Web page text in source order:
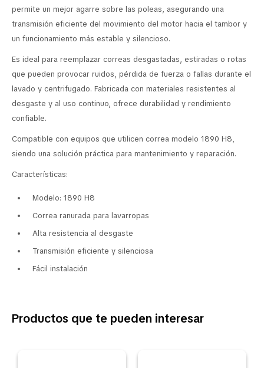
permite un mejor agarre sobre las poleas, asegurando una
transmisión eficiente del movimiento del motor hacia el tambor y
un funcionamiento más estable y silencioso.
Es ideal para reemplazar correas desgastadas, estiradas o rotas
que pueden provocar ruidos, pérdida de fuerza o fallas durante el
lavado y centrifugado. Fabricada con materiales resistentes al
desgaste y al uso continuo, ofrece durabilidad y rendimiento
confiable.
Compatible con equipos que utilicen correa modelo 1890 H8,
siendo una solución práctica para mantenimiento y reparación.
Características:
Modelo: 1890 H8
Correa ranurada para lavarropas
Alta resistencia al desgaste
Transmisión eficiente y silenciosa
Fácil instalación
Productos que te pueden interesar